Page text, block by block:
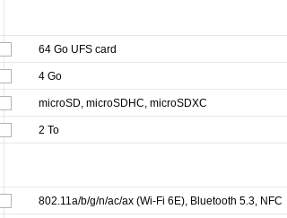
64 Go UFS card
4 Go
microSD, microSDHC, microSDXC
2 To
802.11a/b/g/n/ac/ax (Wi-Fi 6E), Bluetooth 5.3, NFC